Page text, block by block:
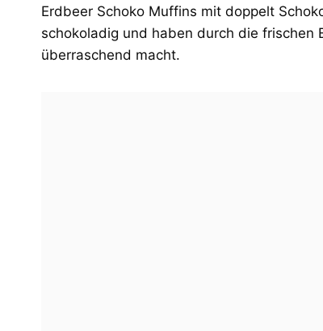
Erdbeer Schoko Muffins mit doppelt
schokoladig und haben durch die frischen
überraschend macht.